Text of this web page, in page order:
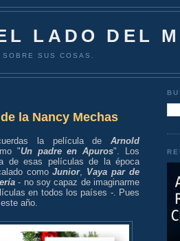
LADO DEL
SUS COSAS.
la Nancy Mechas
la película de Arnold
"Un padre en Apuros". Los
de esas películas de la época
comoJunior, Vaya par de
- no soy capaz de imaginarme
en todos los países -. Pues
año.